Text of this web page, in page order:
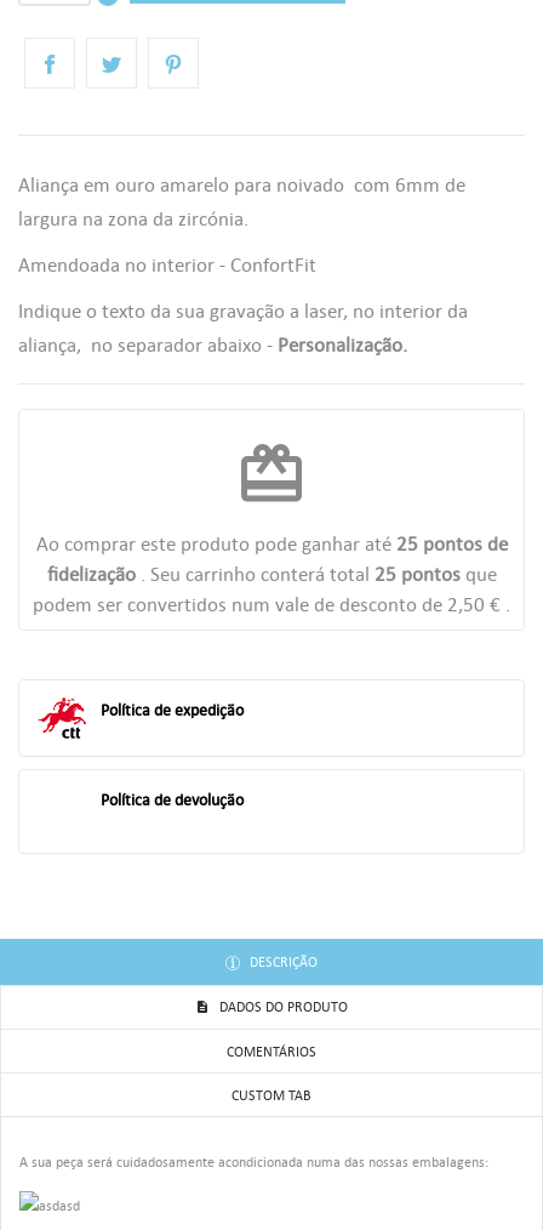
redeem
Ao comprar este produto pode ganhar até 25pontos de
fidelização. Seu carrinho conterá total 25pontosque
podem ser convertidos num vale de desconto de 2,50 € .
Aliança em ouro amarelo para noivado com 6mm de
largura na zona da zircónia.
Amendoada no interior - ConfortFit
Indique o texto da sua gravação a laser, no interior da
aliança, no separador abaixo - Personalização.
Política de expedição
Política de devolução
DESCRIÇÃO
DADOS DO PRODUTO
COMENTÁRIOS
CUSTOM TAB
A sua peça será cuidadosamente acondicionada numa das nossas embalagens:
AS MINHAS LISTAS DE DESEJOS
((LABEL))
((CANCELTEXT)) ((CREATETEXT))
Você precisa estar logado para salvar produtos em sua lista de
desejos.
((CANCELTEXT)) ((LOGINTEXT))